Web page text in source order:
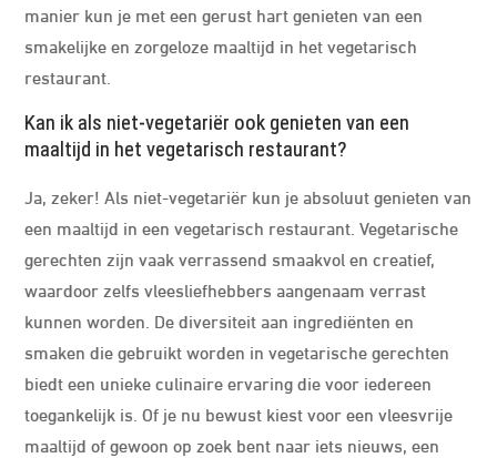
manier kun je met een gerust hart genieten van een
smakelijke en zorgeloze maaltijd in het vegetarisch
restaurant.
Kan ik als niet-vegetariër ook genieten van een
maaltijd in het vegetarisch restaurant?
Ja, zeker! Als niet-vegetariër kun je absoluut genieten van
een maaltijd in een vegetarisch restaurant. Vegetarische
gerechten zijn vaak verrassend smaakvol en creatief,
waardoor zelfs vleesliefhebbers aangenaam verrast
kunnen worden. De diversiteit aan ingrediënten en
smaken die gebruikt worden in vegetarische gerechten
biedt een unieke culinaire ervaring die voor iedereen
toegankelijk is. Of je nu bewust kiest voor een vleesvrije
maaltijd of gewoon op zoek bent naar iets nieuws, een